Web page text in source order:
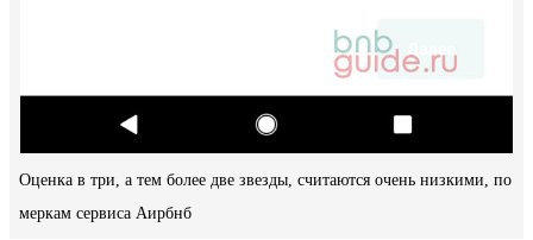
Оценка в три, а тем более две звезды, считаются очень низкими, по
меркам сервиса Аирбнб